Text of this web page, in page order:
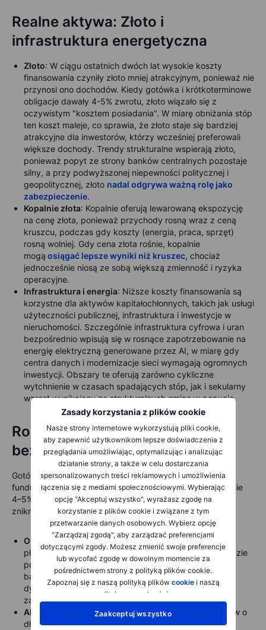
Zasady korzystania z plików cookie
Nasze strony internetowe wykorzystują pliki cookie,
aby zapewnić użytkownikom lepsze doświadczenia z
przeglądania umożliwiając, optymalizując i analizując
działanie strony, a także w celu dostarczania
spersonalizowanych treści reklamowych i umożliwienia
łączenia się z mediami społecznościowymi. Wybierając
opcję "Akceptuj wszystko", wyrażasz zgodę na
korzystanie z plików cookie i związane z tym
przetwarzanie danych osobowych. Wybierz opcję
"Zarządzaj zgodą", aby zarządzać preferencjami
dotyczącymi zgody. Możesz zmienić swoje preferencje
lub wycofać zgodę w dowolnym momencie za
pośrednictwem strony z polityką plików cookie.
Zapoznaj się z naszą polityką plików cookiei naszą
polityką
prywatności
Zaakceptuj wszystko
Realne aktywa: Złoto i
infrastruktura energetyczna
Złoto: W ciągu ostatnich dwóch lat wysokie koszty
finansowania czyniły złoto mniej atrakcyjnym, ponieważ nie
przynosi ono dochodów. Kiedy gotówka i krótkoterminowe
obligacje dawały 4-5% zwrotu, złoto wiązało się z
oczywistym "kosztem posiadania". W miarę obniżania stóp
ten koszt maleje, co sprawia, że złoto staje się bardziej
atrakcyjne dla inwestorów, którzy wcześniej preferowali
większe dochody. Trendy strukturalne wspierają złoto,
ponieważ popyt ze strony banków centralnych pozostaje
silny, a przy podwyższonej niepewności politycznej i
geopolitycznej, złoto nadal odgrywa ważną rolę jako
zabezpieczenie.
Kopalnie złota: Kopalnie oferują lewarowaną ekspozycję
na cenę złota, ponieważ przychody rosną wraz z ceną
kruszcu, podczas gdy koszty (energia, praca, sprzęt)
rosną wolniej. Gdy cena złota rośnie, kopalnie
mogą osiągać lepsze wyniki niż kruszec, chociaż
jednocześnie niosą ze sobą większą zmienność i ryzyka
operacyjne.
Infrastruktura i energia: Niższe koszty finansowania są
korzystne dla aktywów kapitałochłonnych, takich jak usługi
użyteczności publicznej, infrastruktura i inwestycje w
nieruchomości. Szczególnie infrastruktura cyfrowa i uran
bezpośrednio wpisują się w rosnące zapotrzebowanie na
energię elektryczną generowane przez AI, w miarę gdy
centra danych i modernizacje sieci wymagają ogromnych
inwestycji. Obszary te oferują zarówno cykliczne
wytchnienie w czasach spadających stóp, jak i sekularny
wzrost wynikający ze strukturalnych zmian w popycie.
Rola gotówki: Nie pozwól jej
bezczynnie leżeć
Gotówka była wygodnym rozwiązaniem, gdy depozyty i
fundusze rynku pieniężnego przynosiły zwroty na poziomie
4–5%. Z nadchodzącymi obniżkami stóp te zyski szybko
znikną, czyniąc nieaktywną gotówkę mniej atrakcyjną.
Obligacje jako kolejny krok: Przeniesienie wolnej
płynności na wysokiej jakości papiery o stałym dochodzie
pozwala zablokować atrakcyjne zyski, zanim jeszcze
bardziej się zmniejszą. Obligacje zapewniają również
dywersyfikację na wypadek spowolnienia wzrostu i
zawirowań na rynku akcji.
Akcje dla długoterminowego wzrostu
: Dla inwestorów o
dłuższym horyzoncie czasowym, można przekierować